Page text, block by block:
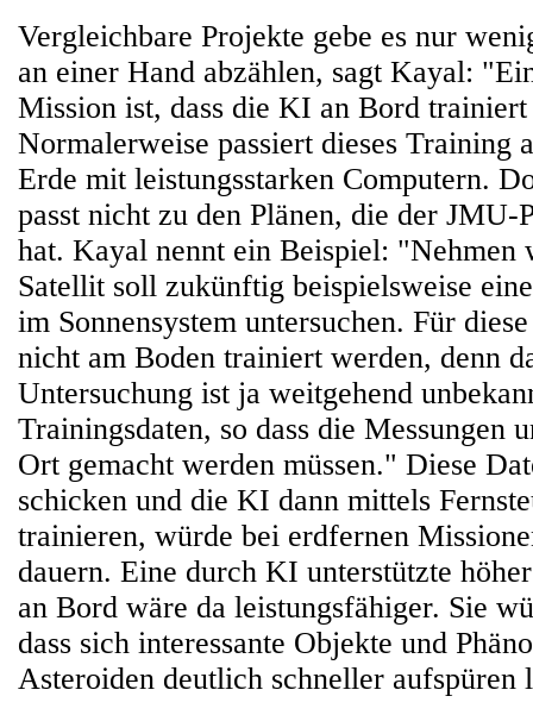
Vergleichbare Projekte gebe es nur
an einer Hand abzählen, sagt Kayal:
Mission ist, dass die KI an Bord
Normalerweise passiert dieses Training
Erde mit leistungsstarken Computern.
passt nicht zu den Plänen, die der JMU-
hat. Kayal nennt ein Beispiel: "Nehmen
Satellit soll zukünftig beispielsweise
im Sonnensystem untersuchen. Für
nicht am Boden trainiert werden, denn
Untersuchung ist ja weitgehend
Trainingsdaten, so dass die Messungen
Ort gemacht werden müssen." Diese
schicken und die KI dann mittels
trainieren, würde bei erdfernen
dauern. Eine durch KI unterstützte
an Bord wäre da leistungsfähiger. Sie
dass sich interessante Objekte und
Asteroiden deutlich schneller aufspüren